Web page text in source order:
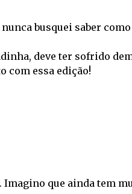
busquei saber
deve ter sofrido
com essa edição!
Imagino que ainda tem